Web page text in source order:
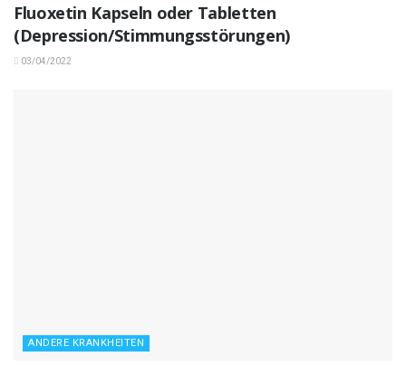
Fluoxetin Kapseln oder Tabletten
(Depression/Stimmungsstörungen)
03/04/2022
ANDERE KRANKHEITEN